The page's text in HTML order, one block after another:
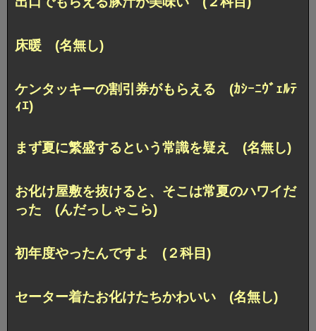
床暖 (名無し)
ケンタッキーの割引券がもらえる (ｶｼｰﾆｳﾞｪﾙﾃ
ｨｴ)
まず夏に繁盛するという常識を疑え (名無し)
お化け屋敷を抜けると、そこは常夏のハワイだ
った (んだっしゃこら)
初年度やったんですよ (２科目)
セーター着たお化けたちかわいい (名無し)